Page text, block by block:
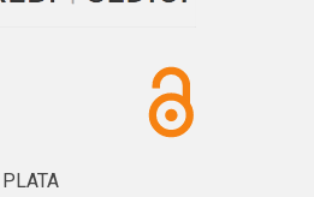
Oscar R. Arrechea
Duilio D. Massaccesi,
Agosti, Omar A. Iosco
de medicion de absorcion e
Sarti, Dardo Guaraglia, Alberto